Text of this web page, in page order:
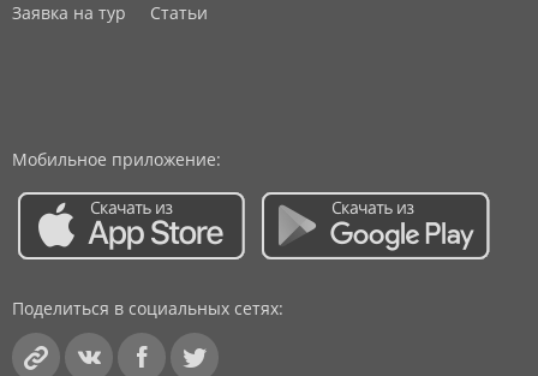
Заявка на тур
Статьи
Мобильное приложение:
Поделиться в социальных сетях: